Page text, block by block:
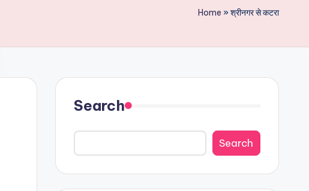
Home »श्रीनगर से कटरा
Search
Search